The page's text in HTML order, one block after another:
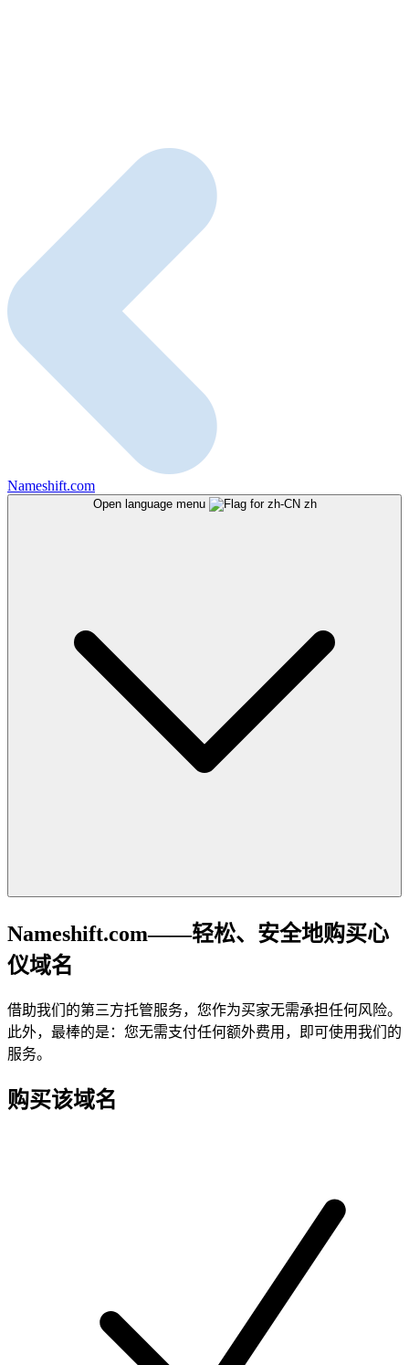
Nameshift.com
Open language menu zh
Nameshift.com——轻松、安全地购买心
仪域名
借助我们的第三方托管服务，您作为买家无需承担任何风险。
此外，最棒的是：您无需支付任何额外费用，即可使用我们的
服务。
购买该域名